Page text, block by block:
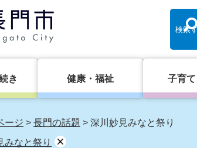
検索
き 健康・福祉 子育
ージ > 長門の話題 > 深川妙見みなと祭り
みなと祭り